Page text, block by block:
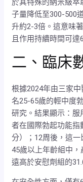
於其特殊的納米級
子量降低至300-500
升約2-3倍。這意味
且作用持續時間可
二、臨床
根據2024年由三家
名25-65歲的輕中度
研究。結果顯示：服
者在國際勃起功能指
分）；12周後，這一
45歲以上年齡組中，
遠高於安慰劑組的